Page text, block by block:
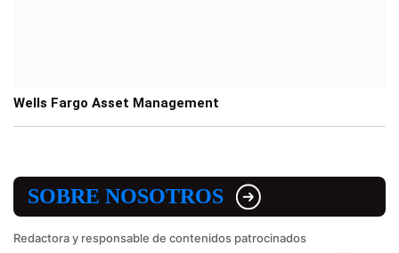
Wells Fargo Asset Management
SOBRE NOSOTROS
Redactora y responsable de contenidos patrocinados